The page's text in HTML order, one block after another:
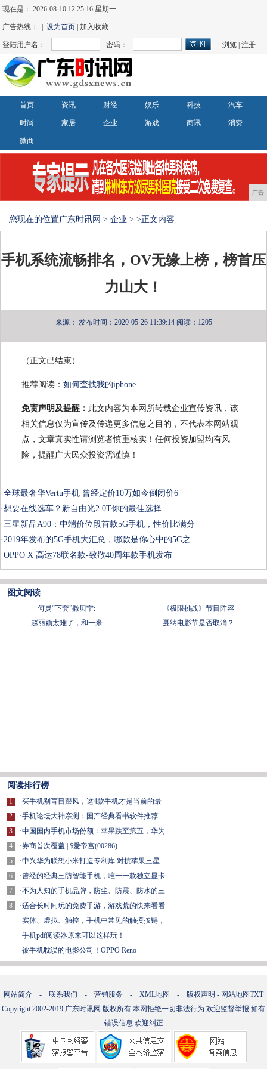
现在是：2026-08-10 12:25:17 星期一
广告热线： |设为首页 | 加入收藏
登陆用户名： 密码： 浏览 |注册
首页 资讯 财经 娱乐 科技 汽车
时尚 家居 企业 游戏 商讯 消费
微商
广告
您现在的位置广东时讯网 > 企业 > >正文内容
手机系统流畅排名，OV无缘上榜，榜首压
力山大！
来源： 发布时间：2020-05-26 11:39:14 阅读：1205
（正文已结束）
推荐阅读： 如何查找我的iphone
免责声明及提醒： 此文内容为本网所转载企业宣传资讯，该
相关信息仅为宣传及传递更多信息之目的，不代表本网站观
点，文章真实性请浏览者慎重核实！任何投资加盟均有风
险，提醒广大民众投资需谨慎！
·全球最奢华Vertu手机 曾经定价10万如今倒闭价6
·想要在线选车？新自由光2.0T你的最佳选择
·三星新品A90：中端价位段首款5G手机，性价比满分
·2019年发布的5G手机大汇总，哪款是你心中的5G之
·OPPO X 高达78联名款-致敬40周年款手机发布
图文阅读
何炅“下套”撒贝宁:
《极限挑战》节目阵容
赵丽颖太难了，和一米
戛纳电影节是否取消？
阅读排行榜
1
2
3
4
5
6
7
8
·买手机别盲目跟风，这4款手机才是当前的最
·手机论坛大神亲测：国产经典看书软件推荐
·中国国内手机市场份额：苹果跌至第五，华为
·券商首次覆盖 | $爱帝宫(00286)
·中兴华为联想小米打造专利库 对抗苹果三星
·曾经的经典三防智能手机，唯一一款独立显卡
·不为人知的手机品牌，防尘、防震、防水的三
·适合长时间玩的免费手游，游戏荒的快来看看
·实体、虚拟、触控，手机中常见的触摸按键，
·手机pdf阅读器原来可以这样玩！
·被手机耽误的电影公司！OPPO Reno
网站简介 - 联系我们 - 营销服务 - XML地图 - 版权声明 - 网站地图TXT
Copyright.2002-2019 广东时讯网 版权所有 本网拒绝一切非法行为 欢迎监督举报 如有
错误信息 欢迎纠正